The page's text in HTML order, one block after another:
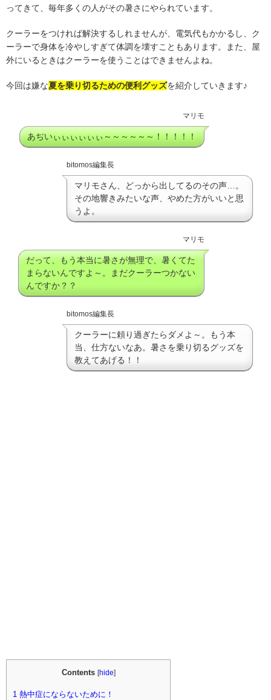
ってきて、毎年多くの人がその暑さにやられています。
クーラーをつければ解決するしれませんが、電気代もかかるし、ク
ーラーで身体を冷やしすぎて体調を壊すこともあります。また、屋
外にいるときはクーラーを使うことはできませんよね。
今回は嫌な夏を乗り切るための便利グッズを紹介していきます♪
マリモ
あぢいぃぃぃぃぃぃ～～～～～～！！！！！
bitomos編集長
マリモさん、どっから出してるのその声…。
その地響きみたいな声、やめた方がいいと思
うよ。
マリモ
だって、もう本当に暑さが無理で、暑くてた
まらないんですよ～。まだクーラーつかない
んですか？？
bitomos編集長
クーラーに頼り過ぎたらダメよ～。もう本
当、仕方ないなあ。暑さを乗り切るグッズを
教えてあげる！！
Contents [hide]
1 熱中症にならないために！